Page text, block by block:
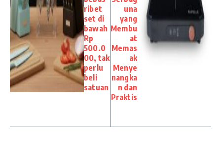
ribet
set di
bawah
Rp
500.0
00, tak
perlu
beli
satuan
una
yang
Membu
at
Memas
ak
Menye
nangka
n dan
Praktis